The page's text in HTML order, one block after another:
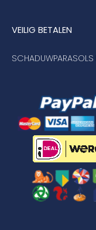
VEILIG BETALEN
SCHADUWPARASOLS